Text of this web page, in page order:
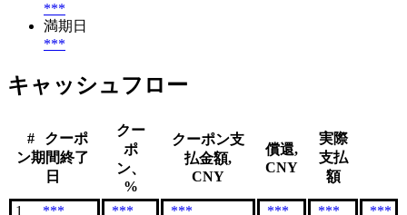
***
満期日
***
キャッシュフロー
#
クーポ
ン期間終了
日
クー
ポ
ン、
%
クーポン支
払金額,
CNY
償還,
CNY
実際
支払
額
1 *** *** *** *** ***
***